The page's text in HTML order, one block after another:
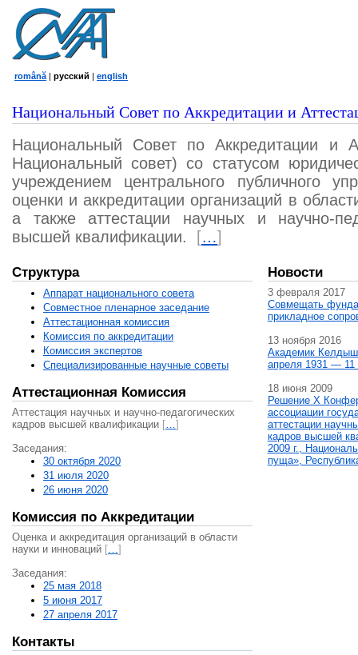
română | русский | english
Национальный Совет по Аккредитации и
Национальный Совет по Аккредитации и
Национальный совет) со статусом
учреждением центрального публичного
оценки и аккредитации организаций в
а также аттестации научных и научно-
высшей квалификации.
[…]
Структура
Аппарат национального совета
Совместное пленарное заседание
Аттестационная комисcия
Комиссия по аккредитации
Комиссия экспертов
Специализированные научные советы
Аттестационная Комиссия
Аттестация научных и научно-педагогических
кадров высшей квалификации […]
Заседания:
30 октября 2020
31 июля 2020
26 июня 2020
Комиссия по Аккредитации
Оценка и аккредитация организаций в области
науки и инноваций […]
Заседания:
25 мая 2018
5 июня 2017
27 апреля 2017
Контакты
Новости
3 февраля 2017
Совмещать
прикладное
13 ноября 2016
Академик
апреля 1931 — 11
18 июня 2009
Решение X
ассоциации
аттестации
кадров высшей
2009 г.,
пуща»,